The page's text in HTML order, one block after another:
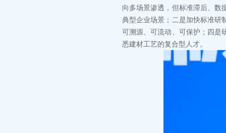
向多场景渗透，但标准滞后、数
典型企业场景；二是加快标准研
可溯源、可流动、可保护；四是
悉建材工艺的复合型人才。